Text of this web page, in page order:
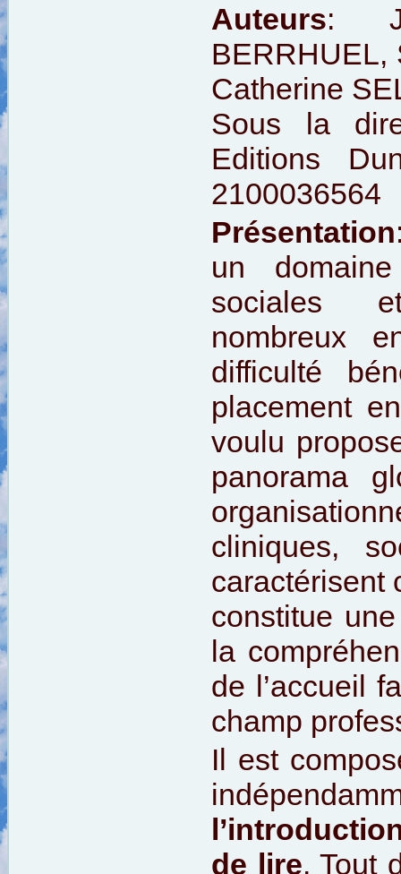
Auteurs:
BERRHUEL,
Catherine
Sous la
Editions
2100036564
Présentation
un
sociales
nombreux
difficulté
placement
voulu
panorama
cliniques,
caractérisent
constitue
la
de l’accueil
champ
Il est
de lire. Tout